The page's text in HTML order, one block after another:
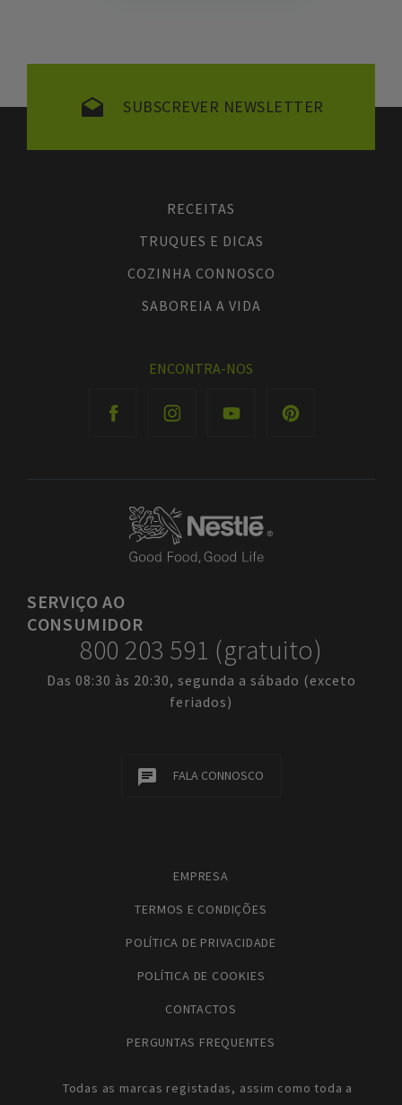
SUBSCREVER NEWSLETTER
RECEITAS
TRUQUES E DICAS
COZINHA CONNOSCO
SABOREIA A VIDA
ENCONTRA-NOS
SERVIÇOAO
CONSUMIDOR
800 203 591 (gratuito)
Das 08:30 às 20:30, segunda a sábado (exceto
feriados)
FALA CONNOSCO
EMPRESA
TERMOS E CONDIÇÕES
POLÍTICA DE PRIVACIDADE
POLÍTICA DE COOKIES
CONTACTOS
PERGUNTAS FREQUENTES
Todas as marcas registadas, assim como toda a